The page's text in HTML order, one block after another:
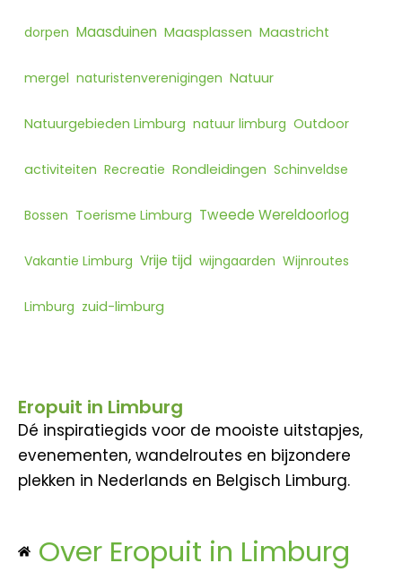
dorpen Maasduinen Maasplassen Maastricht
mergel naturistenverenigingen Natuur
Natuurgebieden Limburg natuur limburg Outdoor
activiteiten Recreatie Rondleidingen Schinveldse
Bossen Toerisme Limburg Tweede Wereldoorlog
Vakantie Limburg Vrije tijd wijngaarden Wijnroutes
Limburg zuid-limburg
Eropuit in Limburg
Dé inspiratiegids voor de mooiste uitstapjes,
evenementen, wandelroutes en bijzondere
plekken in Nederlands en Belgisch Limburg.
Over Eropuit in Limburg